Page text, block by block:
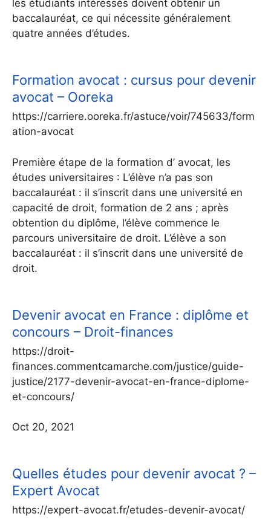
les étudiants intéressés doivent obtenir un
baccalauréat, ce qui nécessite généralement
quatre années d’études.
Formation avocat : cursus pour devenir
avocat – Ooreka
https://carriere.ooreka.fr/astuce/voir/745633/form
ation-avocat
Première étape de la formation d’ avocat, les
études universitaires : L’élève n’a pas son
baccalauréat : il s’inscrit dans une université en
capacité de droit, formation de 2 ans ; après
obtention du diplôme, l’élève commence le
parcours universitaire de droit. L’élève a son
baccalauréat : il s’inscrit dans une université de
droit.
Devenir avocat en France : diplôme et
concours – Droit-finances
https://droit-
finances.commentcamarche.com/justice/guide-
justice/2177-devenir-avocat-en-france-diplome-
et-concours/
Oct 20, 2021
Quelles études pour devenir avocat ? –
Expert Avocat
https://expert-avocat.fr/etudes-devenir-avocat/